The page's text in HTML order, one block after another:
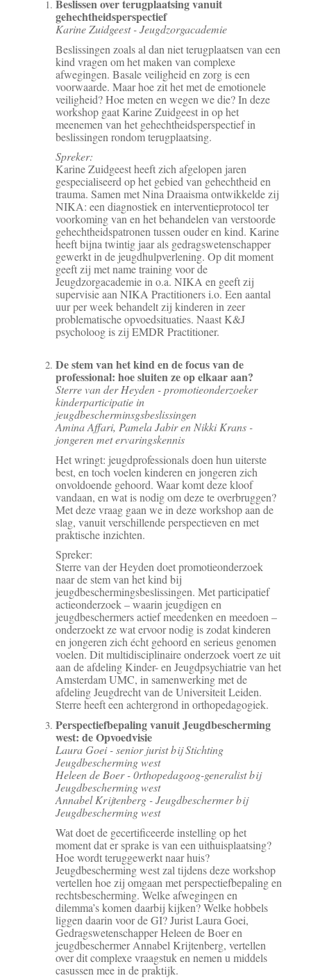
Beslissen over terugplaatsing vanuit
gehechtheidsperspectief
Karine Zuidgeest - Jeugdzorgacademie
Beslissingen zoals al dan niet terugplaatsen van een
kind vragen om het maken van complexe
afwegingen. Basale veiligheid en zorg is een
voorwaarde. Maar hoe zit het met de emotionele
veiligheid? Hoe meten en wegen we die? In deze
workshop gaat Karine Zuidgeest in op het
meenemen van het gehechtheidsperspectief in
beslissingen rondom terugplaatsing.
Spreker:
Karine Zuidgeest heeft zich afgelopen jaren
gespecialiseerd op het gebied van gehechtheid en
trauma. Samen met Nina Draaisma ontwikkelde zij
NIKA: een diagnostiek en interventieprotocol ter
voorkoming van en het behandelen van verstoorde
gehechtheidspatronen tussen ouder en kind. Karine
heeft bijna twintig jaar als gedragswetenschapper
gewerkt in de jeugdhulpverlening. Op dit moment
geeft zij met name training voor de
Jeugdzorgacademie in o.a. NIKA en geeft zij
supervisie aan NIKA Practitioners i.o. Een aantal
uur per week behandelt zij kinderen in zeer
problematische opvoedsituaties. Naast K&J
psycholoog is zij EMDR Practitioner.
De stem van het kind en de focus van de
professional: hoe sluiten ze op elkaar aan?
Sterre van der Heyden - promotieonderzoeker
kinderparticipatie in
jeugdbescherminsgsbeslissingen
Amina Affari, Pamela Jabir en Nikki Krans -
jongeren met ervaringskennis
Het wringt: jeugdprofessionals doen hun uiterste
best, en toch voelen kinderen en jongeren zich
onvoldoende gehoord. Waar komt deze kloof
vandaan, en wat is nodig om deze te overbruggen?
Met deze vraag gaan we in deze workshop aan de
slag, vanuit verschillende perspectieven en met
praktische inzichten.
Spreker:
Sterre van der Heyden doet promotieonderzoek
naar de stem van het kind bij
jeugdbeschermingsbeslissingen. Met participatief
actieonderzoek – waarin jeugdigen en
jeugdbeschermers actief meedenken en meedoen –
onderzoekt ze wat ervoor nodig is zodat kinderen
en jongeren zich écht gehoord en serieus genomen
voelen. Dit multidisciplinaire onderzoek voert ze uit
aan de afdeling Kinder- en Jeugdpsychiatrie van het
Amsterdam UMC, in samenwerking met de
afdeling Jeugdrecht van de Universiteit Leiden.
Sterre heeft een achtergrond in orthopedagogiek.
Perspectiefbepaling vanuit Jeugdbescherming
west: de Opvoedvisie
Laura Goei - senior jurist bij Stichting
Jeugdbescherming west
Heleen de Boer - 0rthopedagoog-generalist bij
Jeugdbescherming west
Annabel Krijtenberg - Jeugdbeschermer bij
Jeugdbescherming west
Wat doet de gecertificeerde instelling op het
moment dat er sprake is van een uithuisplaatsing?
Hoe wordt teruggewerkt naar huis?
Jeugdbescherming west zal tijdens deze workshop
vertellen hoe zij omgaan met perspectiefbepaling en
rechtsbescherming. Welke afwegingen en
dilemma’s komen daarbij kijken? Welke hobbels
liggen daarin voor de GI? Jurist Laura Goei,
Gedragswetenschapper Heleen de Boer en
jeugdbeschermer Annabel Krijtenberg, vertellen
over dit complexe vraagstuk en nemen u middels
casussen mee in de praktijk.